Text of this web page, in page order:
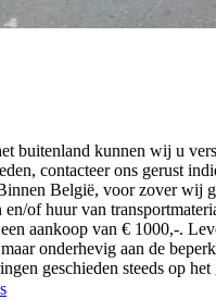
buitenland kunnen wij u
contacteer ons gerust
België, voor zover wij
en/of huur van
aankoop van € 1000,-.
onderhevig aan de
geschieden steeds op